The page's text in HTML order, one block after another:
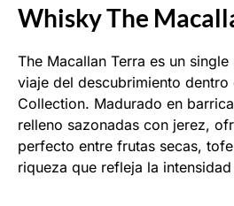
Whisky The
The Macallan Terra es un
viaje del descubrimiento dentro
Collection. Madurado en
relleno sazonadas con jerez,
perfecto entre frutas secas,
riqueza que refleja la